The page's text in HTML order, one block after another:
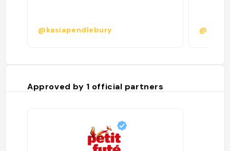
@kasiapendlebury
Approved by 1 official partners